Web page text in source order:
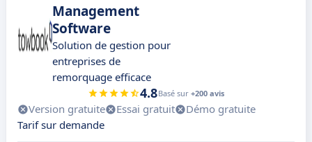
Management
Software
Solution de gestion pour
entreprises de
remorquage efficace
4.8Basé sur +200 avis
Version gratuite Essai gratuit
Démo gratuite
Tarif sur demande